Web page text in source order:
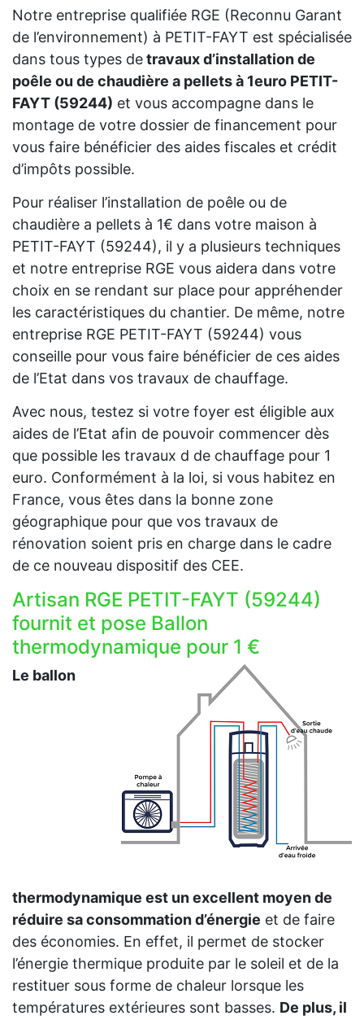
Notre entreprise qualifiée RGE (Reconnu Garant
de l’environnement) à PETIT-FAYT est spécialisée
dans tous types detravaux d’installation de
poêle ou de chaudière a pellets à 1euro PETIT-
FAYT (59244) et vous accompagne dans le
montage de votre dossier de financement pour
vous faire bénéficier des aides fiscales et crédit
d’impôts possible.
Pour réaliser l’installation de poêle ou de
chaudière a pellets à 1€ dans votre maison à
PETIT-FAYT (59244), il y a plusieurs techniques
et notre entreprise RGE vous aidera dans votre
choix en se rendant sur place pour appréhender
les caractéristiques du chantier. De même, notre
entreprise RGE PETIT-FAYT (59244) vous
conseille pour vous faire bénéficier de ces aides
de l’Etat dans vos travaux de chauffage.
Avec nous, testez si votre foyer est éligible aux
aides de l’Etat afin de pouvoir commencer dès
que possible les travaux d de chauffage pour 1
euro. Conformément à la loi, si vous habitez en
France, vous êtes dans la bonne zone
géographique pour que vos travaux de
rénovation soient pris en charge dans le cadre
de ce nouveau dispositif des CEE.
Artisan RGE PETIT-FAYT (59244)
fournit et pose Ballon
thermodynamique pour 1 €
Le ballon
thermodynamique est un excellent moyen de
réduire sa consommation d’énergie et de faire
des économies. En effet, il permet de stocker
l’énergie thermique produite par le soleil et de la
restituer sous forme de chaleur lorsque les
températures extérieures sont basses. De plus, il